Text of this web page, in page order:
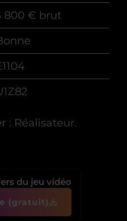
800 € brut
: Réalisateur.
du jeu vidéo
(gratuit)